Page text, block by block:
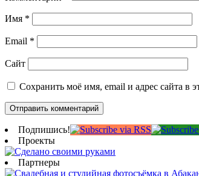
Имя *
Email *
Сайт
Сохранить моё имя, email и адрес сайта в
Подпишись!
Проекты
Партнеры